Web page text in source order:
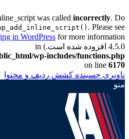
was called incorrectly. Do
. Please see
in WordPress
4.5.0 افزوده شده است.) in
wp-includes/functions.php
on line 6170
ناوبری چسبنده کشش ردیف و محتوا
منو